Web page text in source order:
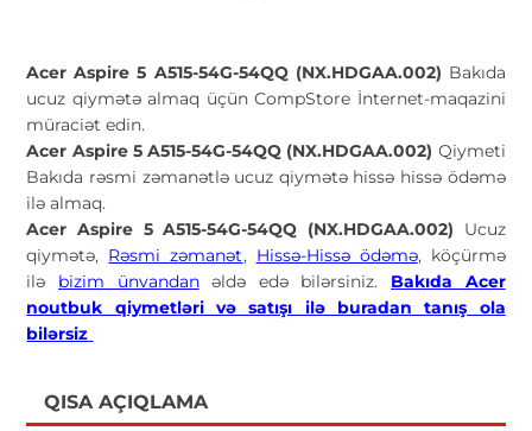
Acer Aspire 5 A515-54G-54QQ (NX.HDGAA.002) Bakıda
ucuz qiymətə almaq üçün CompStore İnternet-maqazini
müraciət edin.
Acer Aspire 5 A515-54G-54QQ (NX.HDGAA.002) Qiymeti
Bakıda rəsmi zəmanətlə ucuz qiymətə hissə hissə ödəmə
ilə almaq.
Acer Aspire 5 A515-54G-54QQ (NX.HDGAA.002) Ucuz
qiymətə, Rəsmi zəmanət, Hissə-Hissə ödəmə, köçürmə
ilə bizim ünvandanəldə edə bilərsiniz. Bakıda Acer
noutbuk qiymetləri və satışı ilə buradan tanış ola
bilərsiz
QISA AÇIQLAMA